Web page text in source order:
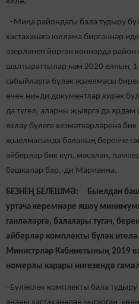
–Миңа райондагы бала тудыру
хастаханәгә юллама биргәннәр
әзерләнеп йөргән көннәрдә район
шалтыраттылар һәм 2020 елның 1
сабыйларга бүләк җыелмасы
өчен нинди документлар кирәк
да түгел, аларны җыярга да ярдәм
яклау бүлеге хезмәткәрләренә
җыелмасында баланың беренче
әйберләр бик күп, мәсәлән,
башкалар бар,-ди Марианна.
БЕЗНЕҢ БЕЛЕШМӘ: Быелдан
уртача керемнәре яшәү
гаиләләргә, балалары тугач,
әйберләр комплекты бүләк
Министрлар Кабинетының 2019
номерлы карары нигезендә
–Бүләкләү комплекты бала